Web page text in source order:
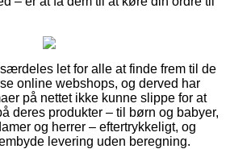
let for alle at finde frem til de
online webshops, og derved har
på nettet ikke kunne slippe for at
deres produkter – til børn og babyer,
og herrer – eftertrykkeligt, og
levering uden beregning.